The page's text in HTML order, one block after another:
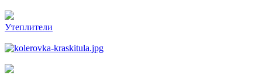
Утеплители